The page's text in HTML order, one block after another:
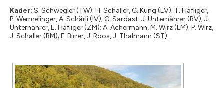
Kader: S. Schwegler (TW); H. Schaller, C. Küng (LV); T. Häfliger,
P. Wermelinger, A. Schärli (IV); G. Sardast, J. Unternährer (RV); J.
Unternährer, E. Häfliger (ZM); A. Achermann, M. Wirz (LM); P. Wirz,
J. Schaller (RM); F. Birrer, J. Roos, J. Thalmann (ST).